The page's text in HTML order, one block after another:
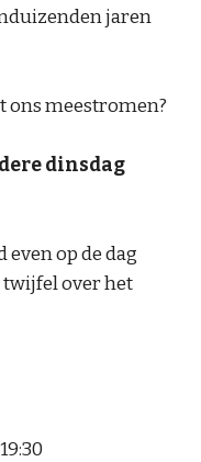
jaren
ons meestromen?
dinsdag
even op de dag
twijfel over het